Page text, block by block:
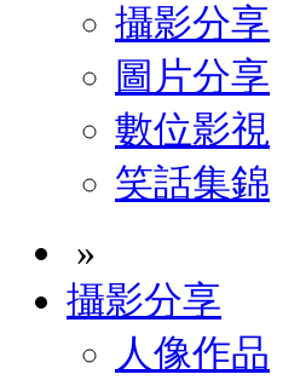
攝影分享
圖片分享
數位影視
笑話集錦
»
攝影分享
人像作品